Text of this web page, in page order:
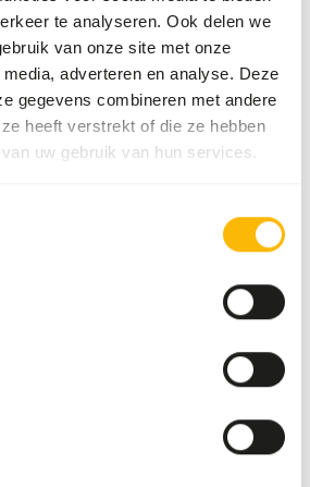
te analyseren. Ook delen we
van onze site met onze
adverteren en analyse. Deze
gegevens combineren met andere
heeft verstrekt of die ze hebben
uw gebruik van hun services.
quantity per day” over at least
per day.
in their natural diet, feeding
to abnormal fermentation in
of high sugar levels in
values of (wild) fruits
in their body.
greatest.